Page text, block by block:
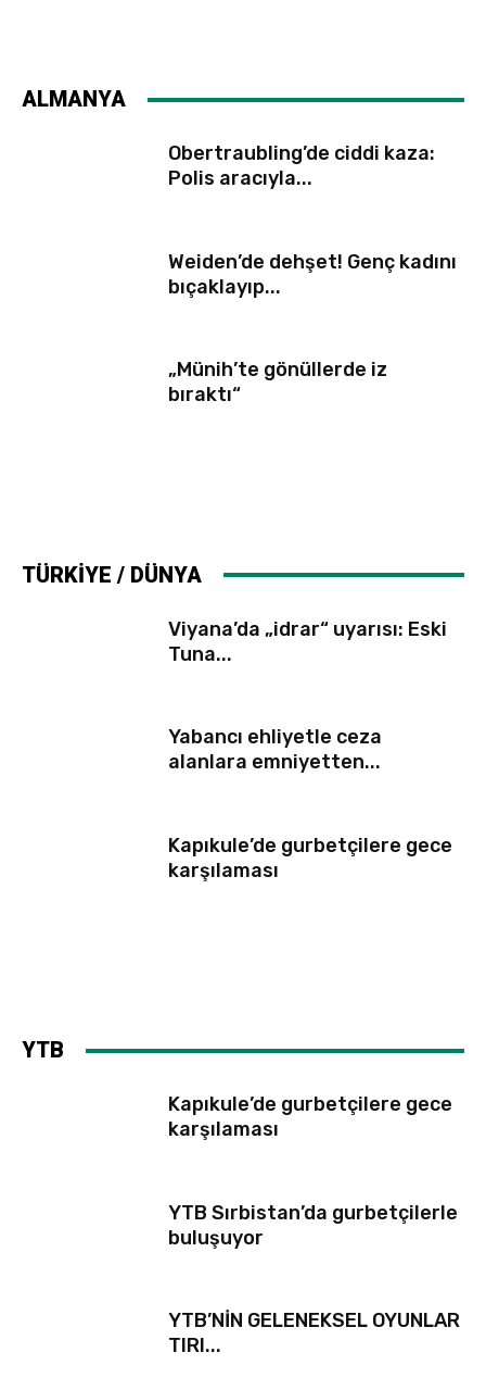
ALMANYA
Obertraubling’de ciddi kaza:
Polis aracıyla...
Weiden’de dehşet! Genç kadını
bıçaklayıp...
„Münih’te gönüllerde iz
bıraktı“
TÜRKİYE / DÜNYA
Viyana’da „idrar“ uyarısı: Eski
Tuna...
Yabancı ehliyetle ceza
alanlara emniyetten...
Kapıkule’de gurbetçilere gece
karşılaması
YTB
Kapıkule’de gurbetçilere gece
karşılaması
YTB Sırbistan’da gurbetçilerle
buluşuyor
YTB’NİN GELENEKSEL OYUNLAR
TIRI...